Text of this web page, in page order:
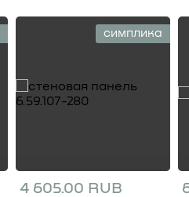
симплика
4 605.00 RUB